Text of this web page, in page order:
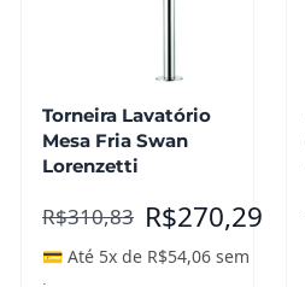
Torneira Lavatório
Mesa Fria Swan
Lorenzetti
R$310,83 R$270,29
💳 Até 5x de R$54,06 sem